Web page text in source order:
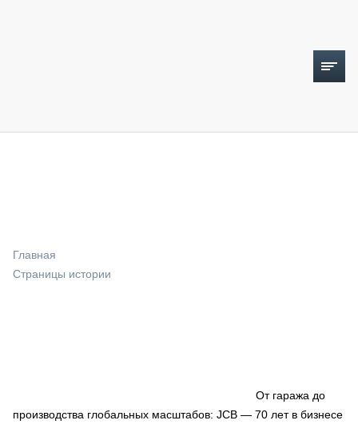
ОБЗОР РЫНКА
МЕРОПРИЯТИЯ
Главная
Страницы истории
От гаража до
производства глобальных масштабов: JCB — 70 лет в бизнесе